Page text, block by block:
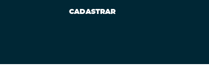
CADASTRAR